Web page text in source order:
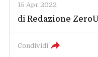
15 Apr 2022
diRedazione
Condividi